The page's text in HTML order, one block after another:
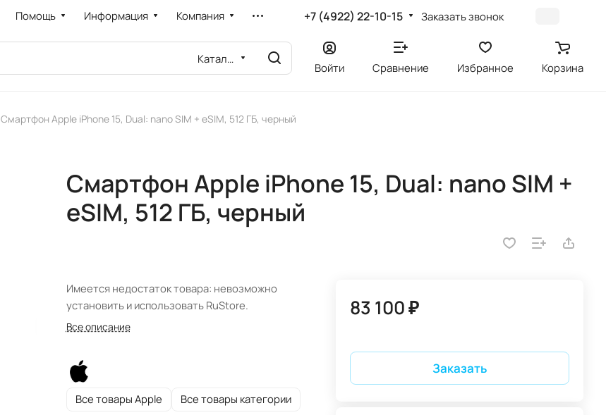
Помощь Информация Компания +7 (4922) 22-10-15 Заказать звонок
Каталог
Войти Сравнение Избранное Корзина
Смартфон Apple iPhone 15, Dual: nano SIM + eSIM, 512 ГБ, черный
Смартфон Apple iPhone 15, Dual: nano SIM +
eSIM, 512 ГБ, черный
Имеется недостаток товара: невозможно
установить и использовать RuStore.
Все описание
Все товары Apple Все товары категории
83 100 ₽
Заказать